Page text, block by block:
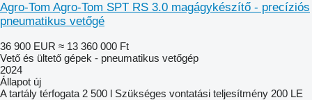
Agro-Tom Agro-Tom SPT RS 3.0 magágykészítő - precíziós
pneumatikus vetőgé
36 900 EUR ≈ 13 360 000 Ft
Vető és ültető gépek - pneumatikus vetőgép
2024
Állapot új
A tartály térfogata 2 500 l Szükséges vontatási teljesítmény 200 LE